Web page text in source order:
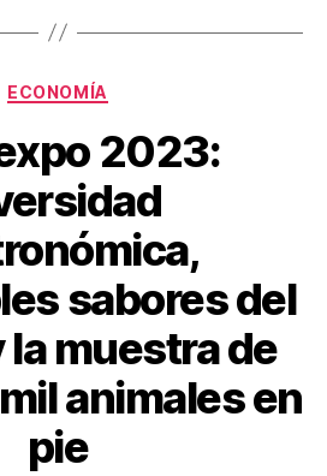
tir
Categorías
ECONOMÍA
2023:
sabores del
la muestra de
animales en
pie